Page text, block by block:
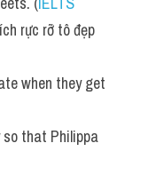
rực rỡ tô đẹp
when they get
that Philippa